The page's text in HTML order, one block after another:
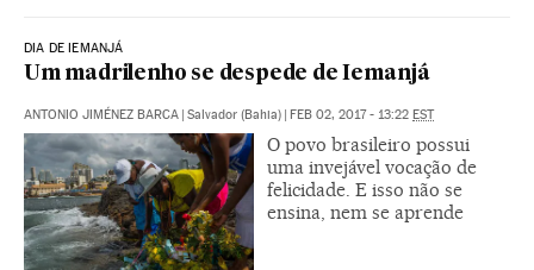
DIA DE IEMANJÁ
Um madrilenho se despede de Iemanjá
ANTONIO JIMÉNEZ BARCA | Salvador (Bahia) | FEB 02, 2017 - 13:22 EST
O povo brasileiro possui
uma invejável vocação de
felicidade. E isso não se
ensina, nem se aprende